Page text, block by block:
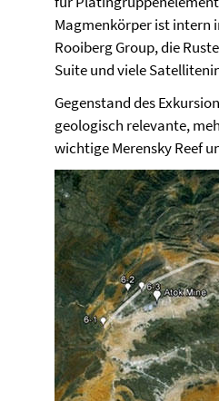
Magmenkörper ist intern
Rooiberg Group, die
Suite und viele
Gegenstand des
geologisch relevante,
wichtige Merensky Reef